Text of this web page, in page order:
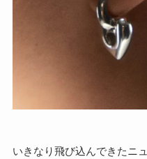
いきなり飛び込んできたニ